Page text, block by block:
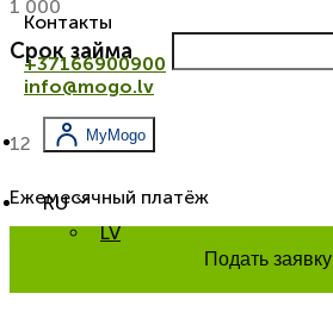
Контакты
+37166900900
info@mogo.lv
MyMogo
RU
LV
1 000
Срок займа
12
Ежемесячный платёж
Подать заявку